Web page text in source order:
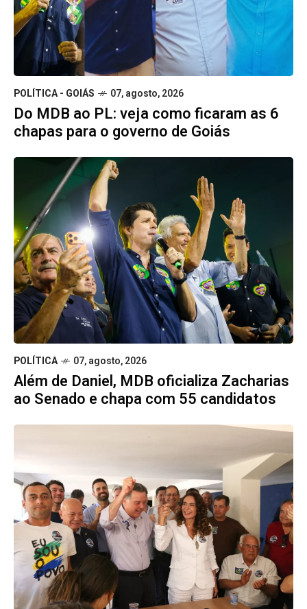
POLÍTICA - GOIÁS 07, agosto, 2026
Do MDB ao PL: veja como ficaram as 6
chapas para o governo de Goiás
POLÍTICA 07, agosto, 2026
Além de Daniel, MDB oficializa Zacharias
ao Senado e chapa com 55 candidatos